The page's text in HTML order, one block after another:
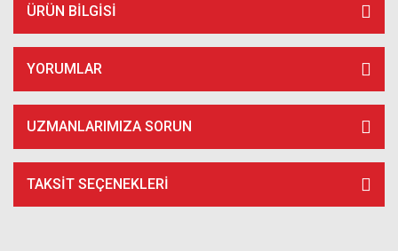
ÜRÜN BILGISI
YORUMLAR
UZMANLARIMIZA SORUN
TAKSIT SEÇENEKLERI